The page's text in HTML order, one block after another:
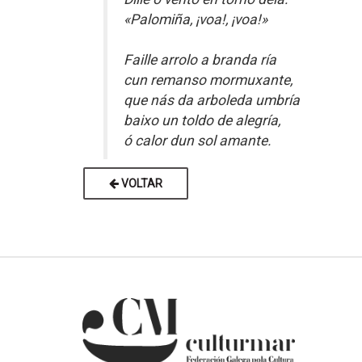
«Palomiña, ¡voa!, ¡voa!»
Faille arrolo a branda ría
cun remanso mormuxante,
que nás da arboleda umbría
baixo un toldo de alegría,
ó calor dun sol amante.
VOLTAR